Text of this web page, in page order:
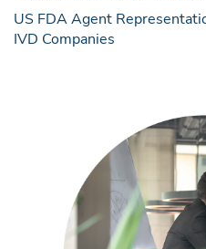
US FDA Agent
IVD Companies